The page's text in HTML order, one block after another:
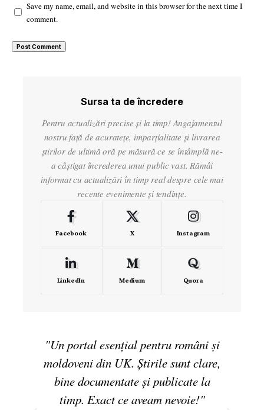
Save my name, email, and website in this browser for the next time I
comment.
Sursa ta de încredere
Pentru actualizări precise și la timp! Angajamentul
nostru față de acuratețe, imparțialitate și livrarea
știrilor de ultimă oră pe măsură ce se întâmplă ne-
a câștigat încrederea unui public vast. Rămâi
informat cu actualizări în timp real despre cele mai
recente evenimente și tendințe.
Facebook X Instagram
LinkedIn Medium Quora
"Un portal esențial pentru români și
moldoveni din UK. Știrile sunt clare,
bine documentate și publicate la
timp. Exact ce aveam nevoie!"